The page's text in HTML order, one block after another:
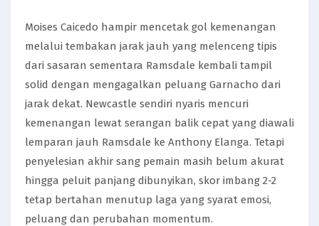
Moises Caicedo hampir mencetak gol kemenangan
melalui tembakan jarak jauh yang melenceng tipis
dari sasaran sementara Ramsdale kembali tampil
solid dengan mengagalkan peluang Garnacho dari
jarak dekat. Newcastle sendiri nyaris mencuri
kemenangan lewat serangan balik cepat yang diawali
lemparan jauh Ramsdale ke Anthony Elanga. Tetapi
penyelesian akhir sang pemain masih belum akurat
hingga peluit panjang dibunyikan, skor imbang 2-2
tetap bertahan menutup laga yang syarat emosi,
peluang dan perubahan momentum.